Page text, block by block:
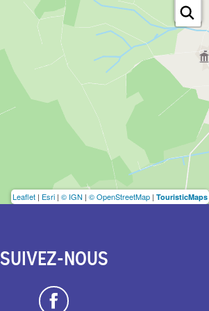
Leaflet | Esri | © IGN | © OpenStreetMap | TouristicMaps
SUIVEZ-NOUS